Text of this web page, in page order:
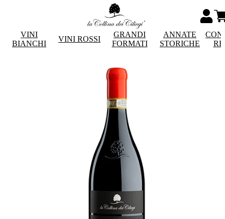
VINI
BIANCHI
VINI ROSSI
GRANDI
FORMATI
ANNATE
STORICHE